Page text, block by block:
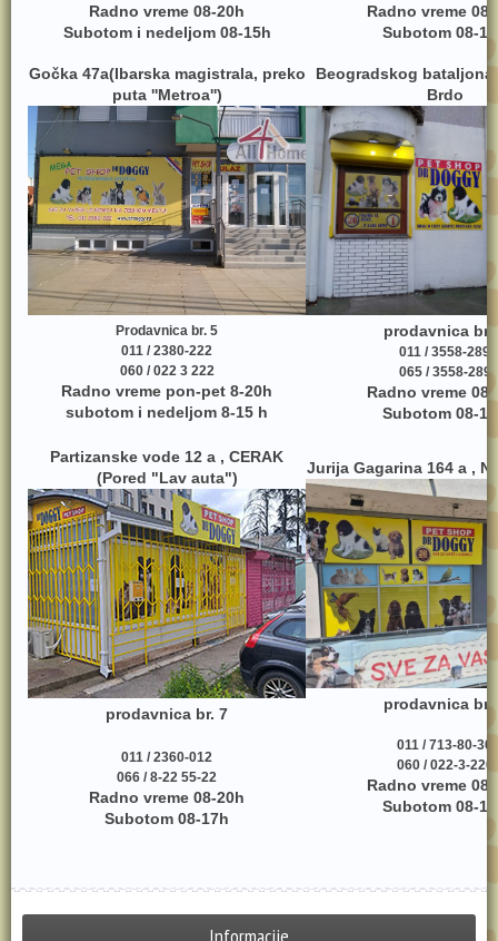
Radno vreme 08-20h
Subotom i nedeljom 08-15h
Radno vreme
Subotom 08-
Gočka 47a(Ibarska magistrala, preko
puta ''Metroa'')
Prodavnica br. 5
011 / 2380-222
060 / 022 3 222
Radno vreme pon-pet 8-20h
subotom i nedeljom 8-15 h
Beogradskog bataljona
Brdo
prodavnica br.
011 / 3558-289
065 / 3558-289
Radno vreme
Subotom 08-
Partizanske vode 12 a , CERAK
(Pored "Lav auta")
prodavnica br. 7
011 / 2360-012
066 / 8-22 55-22
Radno vreme 08-20h
Subotom 08-17h
Jurija Gagarina 164 a ,
prodavnica br.
011 / 713-80-30
060 / 022-3-220
Radno vreme
Subotom 08-
Informacije